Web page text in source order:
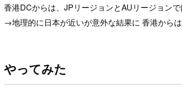
香港DCからは、JPリージョンとAUリージョン
→地理的に日本が近いが意外な結果に 香港から
やってみた